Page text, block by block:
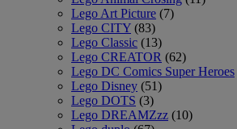
Lego Art Picture (7)
Lego CITY (83)
Lego Classic (13)
Lego CREATOR (62)
Lego DC Comics Super Heroes
Lego Disney (51)
Lego DOTS (3)
Lego DREAMZzz (10)